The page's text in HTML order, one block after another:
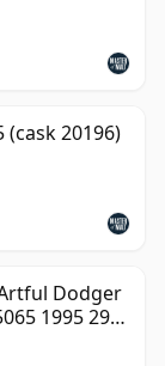
20196)
Dodger
1995 29